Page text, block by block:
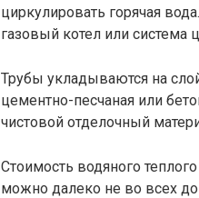
циркулировать горячая
газовый котел или система
Трубы укладываются на
цементно-песчаная или
чистовой отделочный
Стоимость водяного
можно далеко не во всех